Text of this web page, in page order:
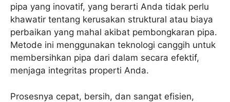
pipa yang inovatif, yang berarti Anda tidak perlu
khawatir tentang kerusakan struktural atau biaya
perbaikan yang mahal akibat pembongkaran pipa.
Metode ini menggunakan teknologi canggih untuk
membersihkan pipa dari dalam secara efektif,
menjaga integritas properti Anda.
Prosesnya cepat, bersih, dan sangat efisien,